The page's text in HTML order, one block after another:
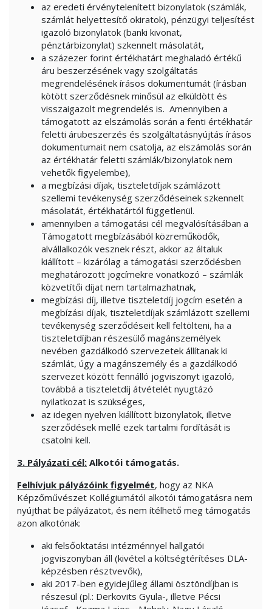
az eredeti érvénytelenített bizonylatok (számlák,
számlát helyettesítő okiratok), pénzügyi teljesítést
igazoló bizonylatok (banki kivonat,
pénztárbizonylat) szkennelt másolatát,
a százezer forint értékhatárt meghaladó értékű
áru beszerzésének vagy szolgáltatás
megrendelésének írásos dokumentumát (írásban
kötött szerződésnek minősül az elküldött és
visszaigazolt megrendelés is. Amennyiben a
támogatott az elszámolás során a fenti értékhatár
feletti árubeszerzés és szolgáltatásnyújtás írásos
dokumentumait nem csatolja, az elszámolás során
az értékhatár feletti számlák/bizonylatok nem
vehetők figyelembe),
a megbízási díjak, tiszteletdíjak számlázott
szellemi tevékenység szerződéseinek szkennelt
másolatát, értékhatártól függetlenül.
amennyiben a támogatási cél megvalósításában a
Támogatott megbízásából közreműködők,
alvállalkozók vesznek részt, akkor az általuk
kiállított – kizárólag a támogatási szerződésben
meghatározott jogcímekre vonatkozó – számlák
közvetítői díjat nem tartalmazhatnak,
megbízási díj, illetve tiszteletdíj jogcím esetén a
megbízási díjak, tiszteletdíjak számlázott szellemi
tevékenység szerződéseit kell feltölteni, ha a
tiszteletdíjban részesülő magánszemélyek
nevében gazdálkodó szervezetek állítanak ki
számlát, úgy a magánszemély és a gazdálkodó
szervezet között fennálló jogviszonyt igazoló,
továbbá a tiszteletdíj átvételét nyugtázó
nyilatkozat is szükséges,
az idegen nyelven kiállított bizonylatok, illetve
szerződések mellé ezek tartalmi fordítását is
csatolni kell.
3. Pályázati cél: Alkotói támogatás.
Felhívjuk pályázóink figyelmét, hogy az NKA
Képzőművészet Kollégiumától alkotói támogatásra nem
nyújthat be pályázatot, és nem ítélhető meg támogatás
azon alkotónak:
aki felsőoktatási intézménnyel hallgatói
jogviszonyban áll (kivétel a költségtérítéses DLA-
képzésben résztvevők),
aki 2017-ben egyidejűleg állami ösztöndíjban is
részesül (pl.: Derkovits Gyula-, illetve Pécsi